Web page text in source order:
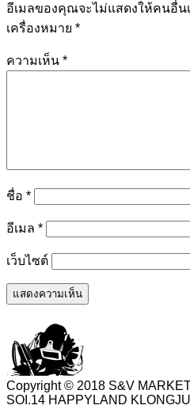
อีเมลของคุณจะไม่แสดงให้คนอื่น
เครื่องหมาย *
ความเห็น *
ชื่อ *
อีเมล *
เว็บไซต์
Copyright © 2018 S&V
SOI.14 HAPPYLAND